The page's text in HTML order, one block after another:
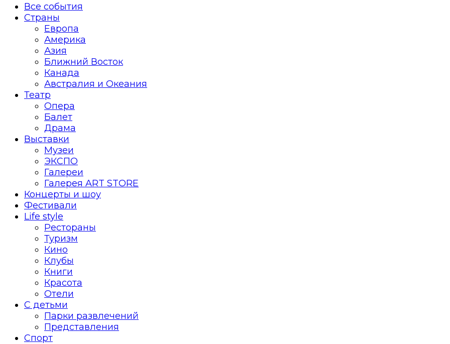
Все события
Страны
Европа
Америка
Азия
Ближний Восток
Канада
Австралия и Океания
Театр
Опера
Балет
Драма
Выставки
Музеи
ЭКСПО
Галереи
Галерея ART STORE
Концерты и шоу
Фестивали
Life style
Рестораны
Туризм
Кино
Клубы
Книги
Красота
Отели
С детьми
Парки развлечений
Представления
Спорт